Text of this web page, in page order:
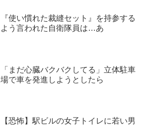
『使い慣れた裁縫セット』を持参する
よう言われた自衛隊員は…あ
「まだ心臓バクバクしてる」立体駐車
場で車を発進しようとしたら
【恐怖】駅ビルの女子トイレに若い男